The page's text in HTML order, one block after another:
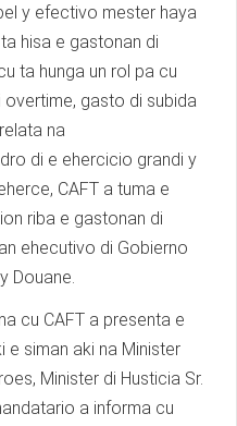
y efectivo mester haya
hisa e gastonan di
ta hunga un rol pa cu
gasto di subida
na
di e ehercicio grandi y
CAFT a tuma e
riba e gastonan di
ehecutivo di Gobierno
Douane.
cu CAFT a presenta e
e siman aki na Minister
Minister di Husticia Sr.
a informa cu